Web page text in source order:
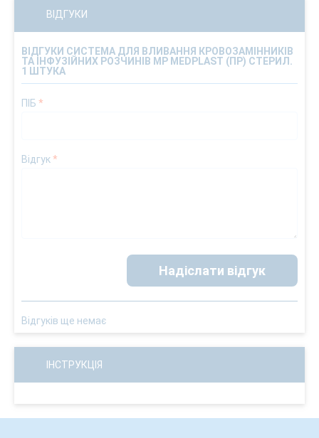
ВІДГУКИ
ВІДГУКИ СИСТЕМА ДЛЯ ВЛИВАННЯ КРОВОЗАМІННИКІВ
ТА ІНФУЗІЙНИХ РОЗЧИНІВ MP MEDPLAST (ПР) СТЕРИЛ.
1 ШТУКА
ПІБ *
Відгук*
Надіслати відгук
Відгуків ще немає
ІНСТРУКЦІЯ